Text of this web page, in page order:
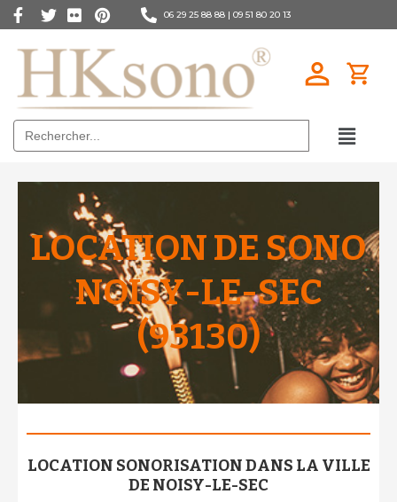
06 29 25 88 88 | 09 51 80 20 13
Search
for:
LOCATION DE SONO
NOISY-LE-SEC
(93130)
LOCATION SONORISATION DANS LA VILLE
DE NOISY-LE-SEC